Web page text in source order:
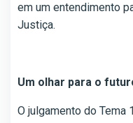
em um entendimento
Justiça.
Um olhar para o
O julgamento do Tema